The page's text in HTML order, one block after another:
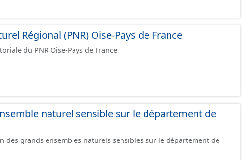
Régional (PNR) Oise-Pays de France
du PNR Oise-Pays de France
naturel sensible sur le département de
des grands ensembles naturels sensibles sur le département de